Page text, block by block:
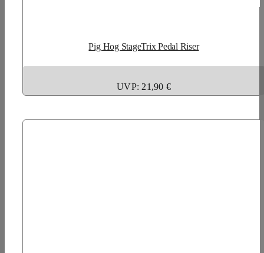
Pig Hog StageTrix Pedal Riser
UVP: 21,90 €